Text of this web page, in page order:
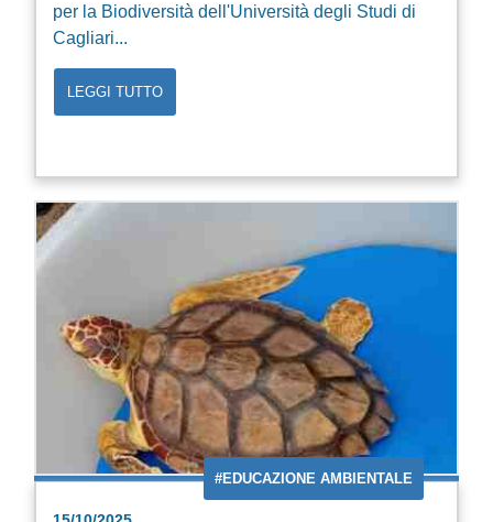
per la Biodiversità dell'Università degli Studi di
Cagliari...
LEGGI TUTTO
#EDUCAZIONE AMBIENTALE